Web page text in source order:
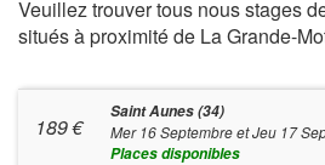
Veuillez trouver tous nous stages
situés à proximité de La Grande-
189€
Saint Aunes (34)
Mer 16 Septembre et Jeu 17
Places disponibles